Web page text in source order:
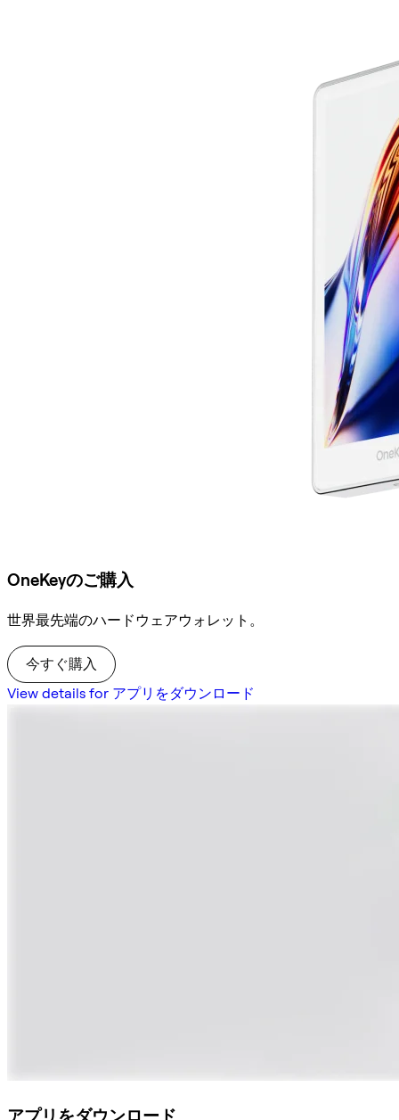
OneKeyのご購入
世界最先端のハードウェアウォレット。
今すぐ購入
View details for アプリをダウンロード
アプリをダウンロード